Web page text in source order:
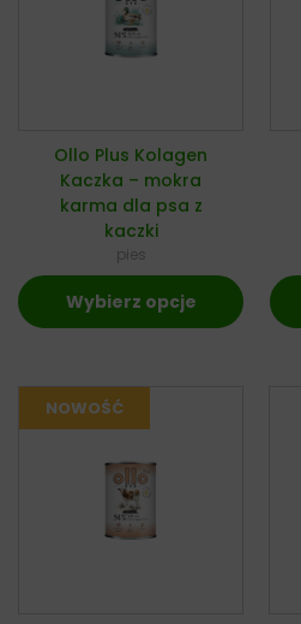
Ollo Plus Kolagen
Kaczka – mokra
karma dla psa z
kaczki
pies
Wybierz opcje